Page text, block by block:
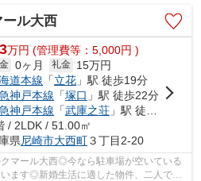
ール大西
万円 (管理費等：5,000円 )
0ヶ月 礼金 15万円
道本線 「立花 」駅 徒歩19分
神戸本線 「塚口 」駅 徒歩22分
神戸本線 「武庫之荘 」駅 徒歩33分
/ 2LDK / 51.00㎡
県尼崎市大西町３丁目2-20
マール大西◎今なら駐車場が空いている
ます◎新婚生活に適した物件、二人で入